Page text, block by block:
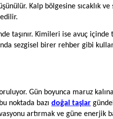
Kalp bölgesine sıcaklık ve
taşınır. Kimileri ise avuç
sezgisel birer rehber gibi
Gün boyunca maruz
noktada bazı doğal taşlar
artırmak ve güne enerjik